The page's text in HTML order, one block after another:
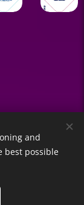
and
best possible